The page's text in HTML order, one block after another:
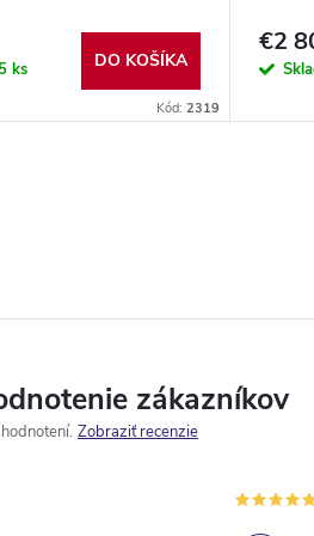
5 ks DO KOŠÍKA
Kód: 2319
€2
zákazníkov
Zobraziť recenzie